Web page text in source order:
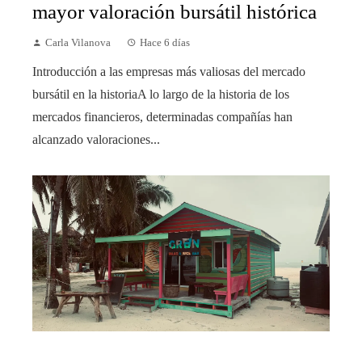
mayor valoración bursátil histórica
Carla Vilanova Hace 6 días
Introducción a las empresas más valiosas del mercado
bursátil en la historiaA lo largo de la historia de los
mercados financieros, determinadas compañías han
alcanzado valoraciones...